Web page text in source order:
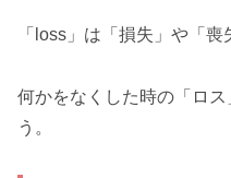
「loss」は「損失」や「喪
何かをなくした時の「ロ
う。